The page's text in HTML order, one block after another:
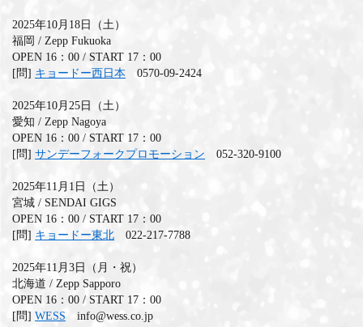
2025年10月18日（土）
福岡 / Zepp Fukuoka
OPEN 16：00 / START 17：00
[問] キョードー西日本 0570-09-2424
2025年10月25日（土）
愛知 / Zepp Nagoya
OPEN 16：00 / START 17：00
[問] サンデーフォークプロモーション 052-320-9100
2025年11月1日（土）
宮城 / SENDAI GIGS
OPEN 16：00 / START 17：00
[問] キョードー東北 022-217-7788
2025年11月3日（月・祝）
北海道 / Zepp Sapporo
OPEN 16：00 / START 17：00
[問] WESS info@wess.co.jp